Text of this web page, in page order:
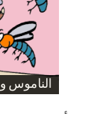
الناموس
الموظفين
ارتفاع
صورة
صورة